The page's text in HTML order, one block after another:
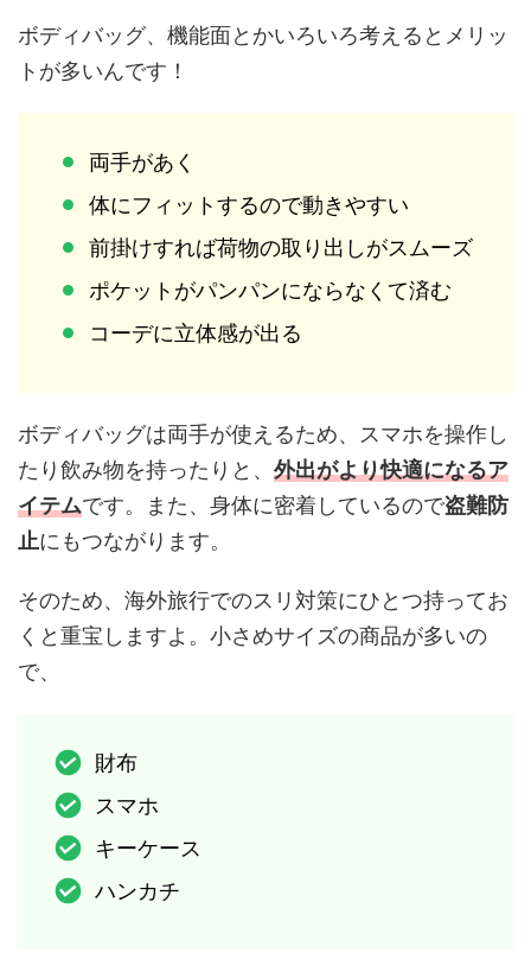
ボディバッグ、機能面とかいろいろ考えるとメリッ
トが多いんです！
両手があく
体にフィットするので動きやすい
前掛けすれば荷物の取り出しがスムーズ
ポケットがパンパンにならなくて済む
コーデに立体感が出る
ボディバッグは両手が使えるため、スマホを操作し
たり飲み物を持ったりと、 外出がより快適になるア
イテムです。また、身体に密着しているので盗難防
止にもつながります。
そのため、海外旅行でのスリ対策にひとつ持ってお
くと重宝しますよ。小さめサイズの商品が多いの
で、
財布
スマホ
キーケース
ハンカチ